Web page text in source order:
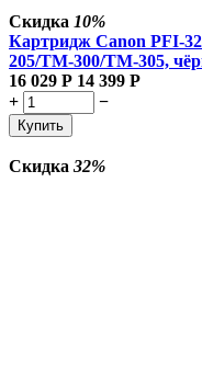
Скидка 10%
Картридж Canon PFI-
205/TM-300/TM-305,
16 029 Р 14 399 Р
+
−
Купить
Скидка 32%